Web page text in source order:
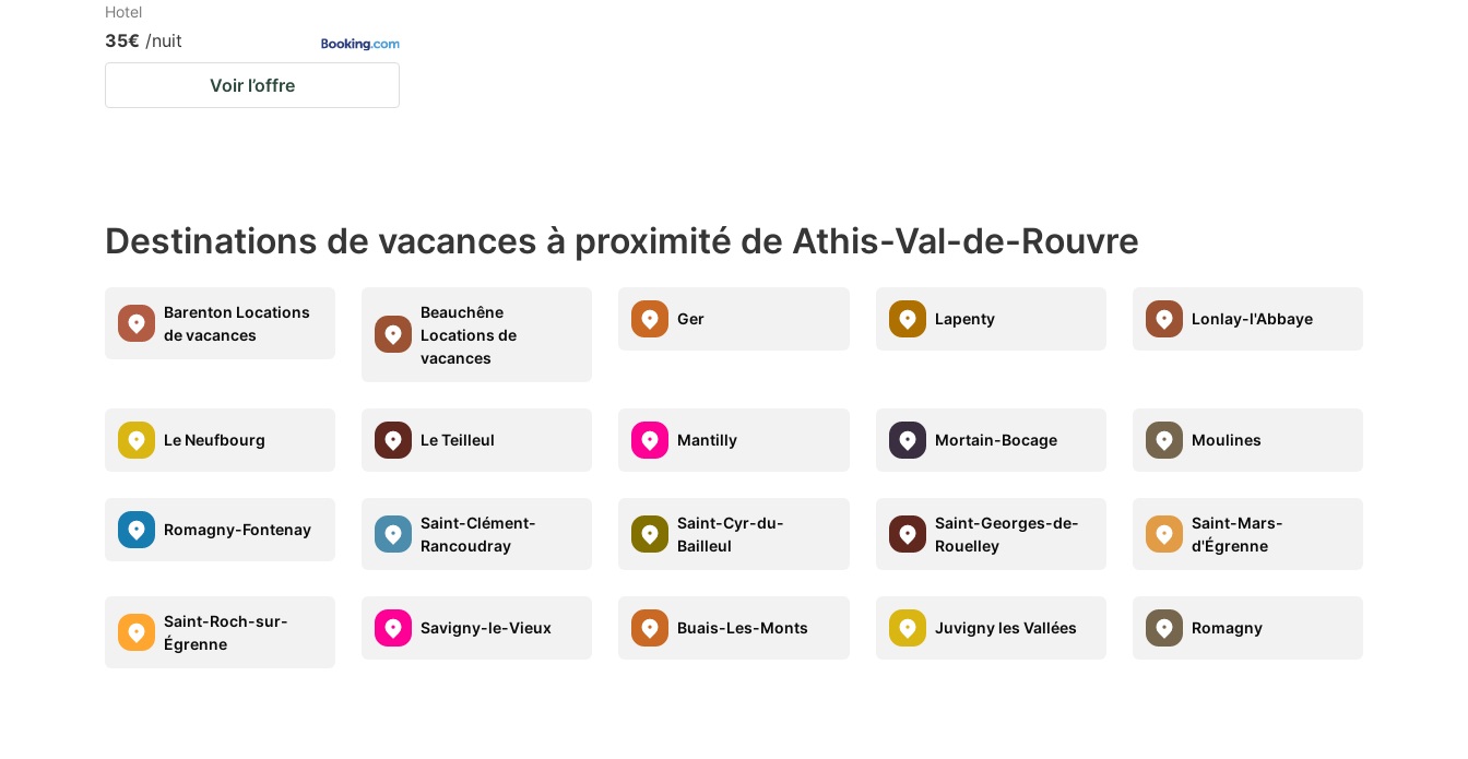
Hotel
35€ /nuit
Voir l’offre
Destinations de vacances à proximité de Athis-Val-de-Rouvre
Barenton Locations
de vacances
Beauchêne
Locations de
vacances
Ger Lapenty Lonlay-l'Abbaye
Le Neufbourg Le Teilleul Mantilly Mortain-Bocage Moulines
Romagny-Fontenay
Saint-Clément-
Rancoudray
Saint-Cyr-du-
Bailleul
Saint-Georges-de-
Rouelley
Saint-Mars-
d'Égrenne
Saint-Roch-sur-
Égrenne
Savigny-le-Vieux Buais-Les-Monts Juvigny les Vallées Romagny